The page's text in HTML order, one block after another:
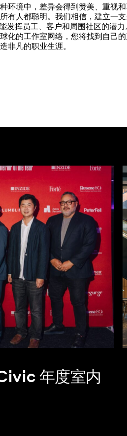
环境中，差异会得到赞美、重视
有人都聪明。我们相信，建立一
发挥员工、客户和周围社区的潜
化的工作室网络，您将找到自己
非凡的职业生涯。
年度室内